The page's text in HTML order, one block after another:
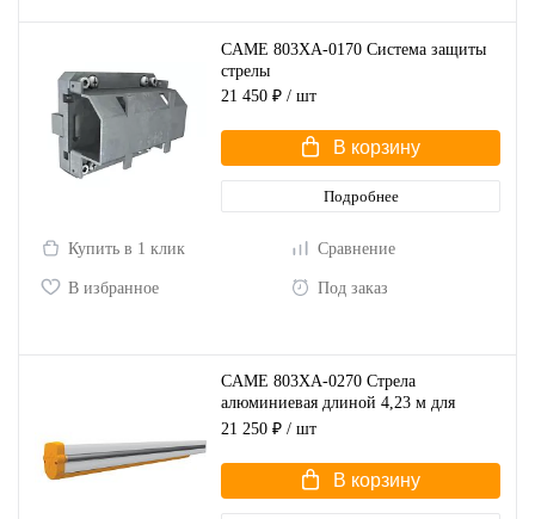
CAME 803XA-0170 Система защиты
стрелы
21 450 ₽ / шт
В корзину
Подробнее
Купить в 1 клик Сравнение
В избранное Под заказ
CAME 803XA-0270 Стрела
алюминиевая длиной 4,23 м для
шлагбаума GT4
21 250 ₽ / шт
В корзину